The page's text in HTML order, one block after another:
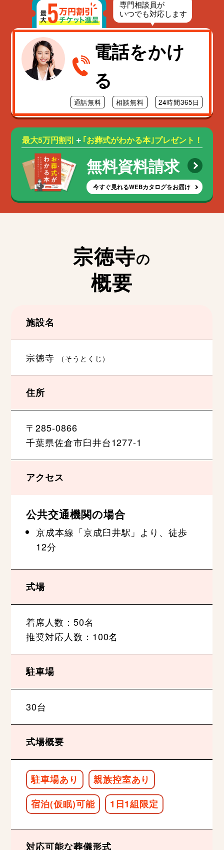
電話をかけ
る
通話無料 相談無料 24時間365日
最大5万円割引 ＋ ｢お葬式がわかる本｣プレゼント！
無料資料請求
今すぐ見れるWEBカタログをお届け
宗徳寺の
概要
施設名
宗徳寺 （そうとくじ）
住所
〒285-0866
千葉県佐倉市臼井台1277-1
アクセス
公共交通機関の場合
京成本線「京成臼井駅」より、徒歩
12分
式場
着席人数：50名
推奨対応人数：100名
駐車場
30台
式場概要
駐車場あり
親族控室あり
宿泊(仮眠)可能
1日1組限定
対応可能な葬儀形式